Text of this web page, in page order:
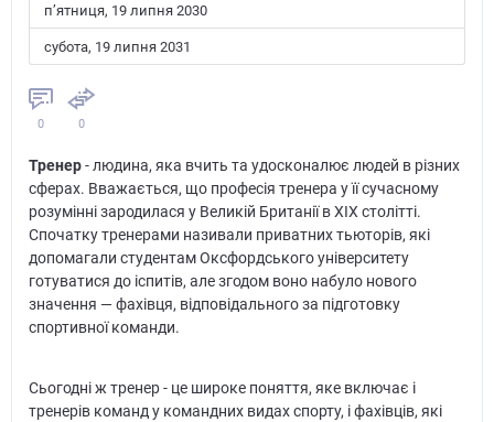
пʼятниця, 19 липня 2030
субота, 19 липня 2031
0 0
Тренер- людина, яка вчить та удосконалює людей в різних
сферах. Вважається, що професія тренера у її сучасному
розумінні зародилася у Великій Британії в XIX столітті.
Спочатку тренерами називали приватних тьюторів, які
допомагали студентам Оксфордського університету
готуватися до іспитів, але згодом воно набуло нового
значення — фахівця, відповідального за підготовку
спортивної команди.
Сьогодні ж тренер - це широке поняття, яке включає і
тренерів команд у командних видах спорту, і фахівців, які